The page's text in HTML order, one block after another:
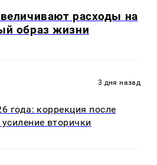
расходы на
образ жизни
3 дня назад
года: коррекция после
вторички